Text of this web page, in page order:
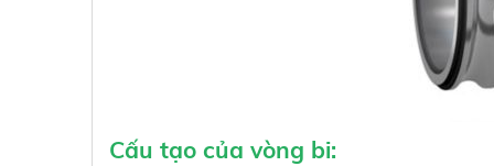
Cấu tạo của vòng bi: